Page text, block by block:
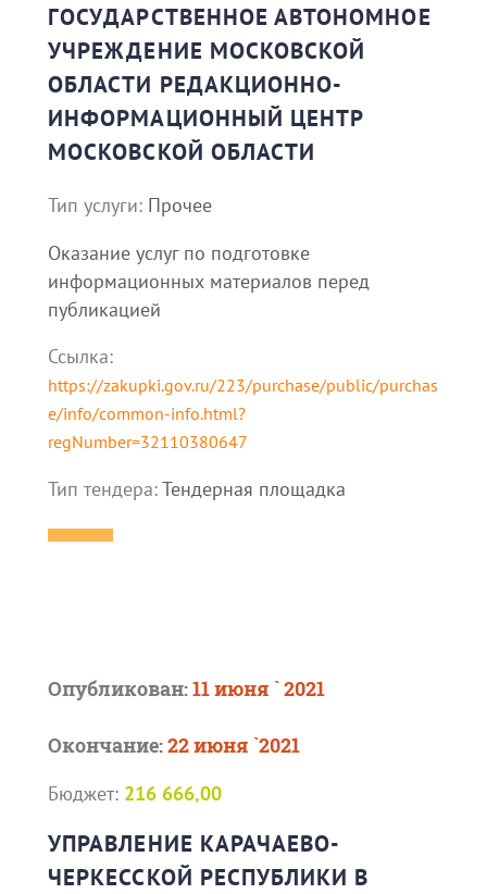
ГОСУДАРСТВЕННОЕ АВТОНОМНОЕ
УЧРЕЖДЕНИЕ МОСКОВСКОЙ
ОБЛАСТИ РЕДАКЦИОННО-
ИНФОРМАЦИОННЫЙ ЦЕНТР
МОСКОВСКОЙ ОБЛАСТИ
Тип услуги: Прочее
Оказание услуг по подготовке
информационных материалов перед
публикацией
Ссылка:
https://zakupki.gov.ru/223/purchase/public/purchas
e/info/common-info.html?
regNumber=32110380647
Тип тендера:Тендерная площадка
Опубликован:11 июня ` 2021
Окончание:22 июня `2021
Бюджет: 216 666,00
УПРАВЛЕНИЕ КАРАЧАЕВО-
ЧЕРКЕССКОЙ РЕСПУБЛИКИ В